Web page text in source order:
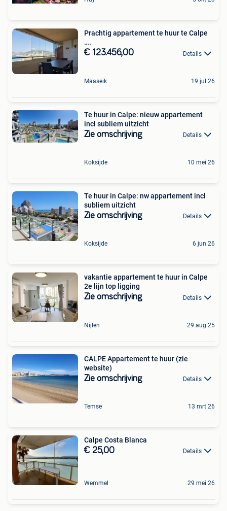
Prachtig appartement te huur te Calpe
….
€ 123.456,00 Details
Maaseik 19 jul 26
Te huur in Calpe: nieuw appartement
incl subliem uitzicht
Zie omschrijving Details
Koksijde 10 mei 26
Te huur in Calpe: nw appartement incl
subliem uitzicht
Zie omschrijving Details
Koksijde 6 jun 26
vakantie appartement te huur in Calpe
2e lijn top ligging
Zie omschrijving Details
Nijlen 29 aug 25
CALPE Appartement te huur (zie
website)
Zie omschrijving Details
Temse 13 mrt 26
Calpe Costa Blanca
€ 25,00 Details
Wemmel 29 mei 26